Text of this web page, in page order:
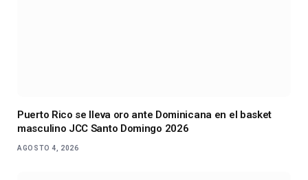
Puerto Rico se lleva oro ante Dominicana en el basket
masculino JCC Santo Domingo 2026
AGOSTO 4, 2026